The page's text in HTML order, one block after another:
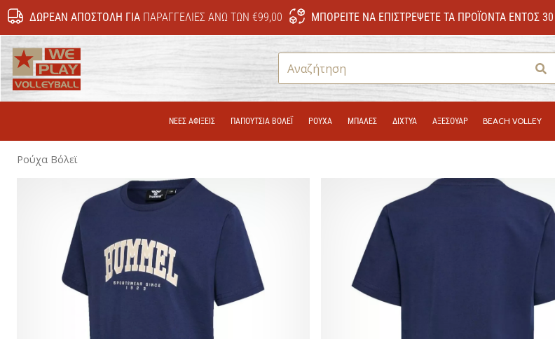
ΔΩΡΕΆΝ ΑΠΟΣΤΟΛΉ ΓΙΑΠΑΡΑΓΓΕΛΊΕΣ ΆΝΩ ΤΩΝ €99,00 ΜΠΟΡΕΊΤΕ ΝΑ ΕΠΙΣΤΡΈΨΕΤΕ ΤΑ ΠΡΟΪΌΝΤΑ ΕΝΤΌΣ
Αναζήτηση
ΝΕΕΣ ΑΦΙΞΕΙΣ ΠΑΠΟΎΤΣΙΑ ΒΌΛΕΪ ΡΟΎΧΑ ΜΠΑΛΕΣ ΔΊΧΤΥΑ ΑΞΕΣΟΥΑΡ BEACH VOLLEY
Ρούχα Βόλεϊ